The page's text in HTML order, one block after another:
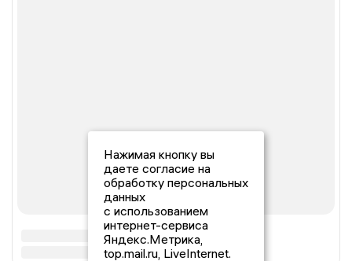
Нажимая кнопку вы
даете согласие на
обработку персональных
данных
с использованием
интернет-сервиса
Яндекс.Метрика,
top.mail.ru, LiveInternet.